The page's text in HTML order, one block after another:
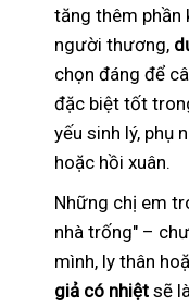
tăng thêm phần
người thương,
chọn đáng để
đặc biệt tốt
yếu sinh lý, phụ
hoặc hồi xuân.
Những chị em
nhà trống" –
mình, ly thân
giả có nhiệt sẽ